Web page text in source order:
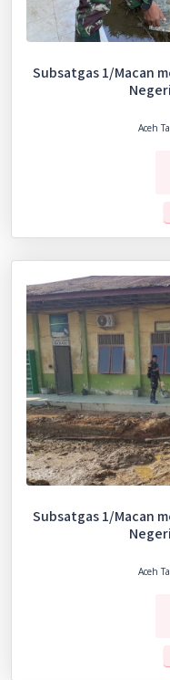
Subsatgas 1/Macan
Aceh
Subsatgas 1/Macan
Aceh